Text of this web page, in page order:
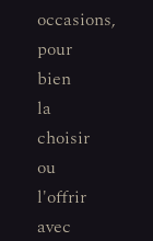
occasions,
pour
bien
la
choisir
ou
l'offrir
avec